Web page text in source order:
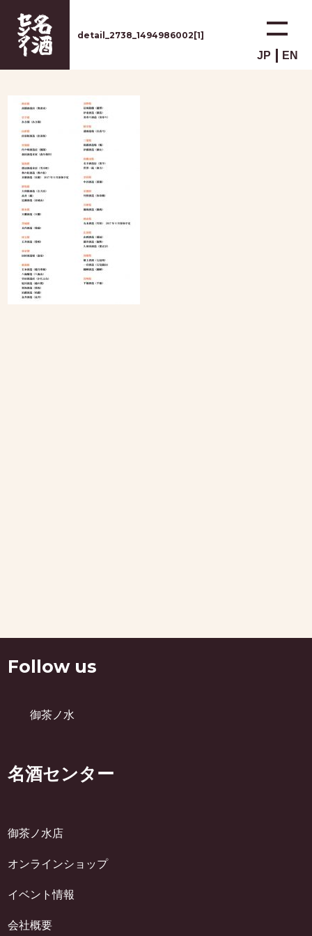
detail_2738_1494986002[1]
JP EN
Follow us
御茶ノ水
名酒センター
御茶ノ水店
オンラインショップ
イベント情報
会社概要